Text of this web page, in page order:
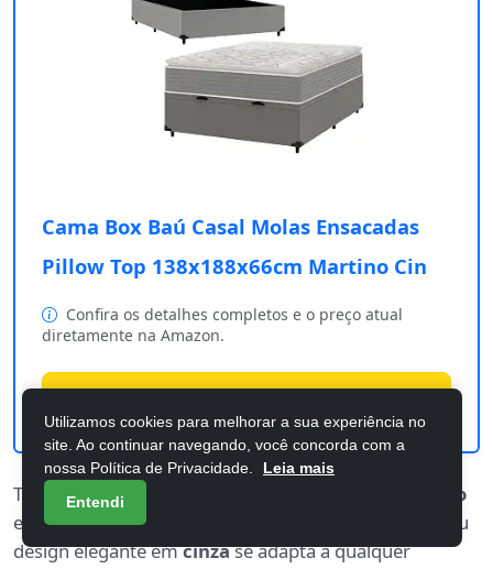
Cama Box Baú Casal Molas Ensacadas
Pillow Top 138x188x66cm Martino Cin
Confira os detalhes completos e o preço atual
diretamente na Amazon.
Comprar na Amazon
Transforme seu quarto em um santuário de
conforto
e praticidade com a Cama Box Baú Casal Martino. Seu
design elegante emcinzase adapta a qualquer
Utilizamos cookies para melhorar a sua experiência no
site. Ao continuar navegando, você concorda com a
nossa Política de Privacidade.
Leia mais
Entendi